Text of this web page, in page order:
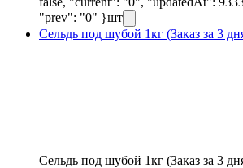
"prev": "0" }шт
Сельдь под шубой 1кг (Заказ за 3
Сельдь под шубой 1кг (Заказ за 3